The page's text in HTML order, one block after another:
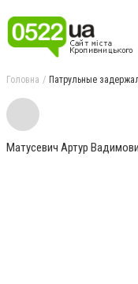
Головна Патрульные
Матусевич Артур